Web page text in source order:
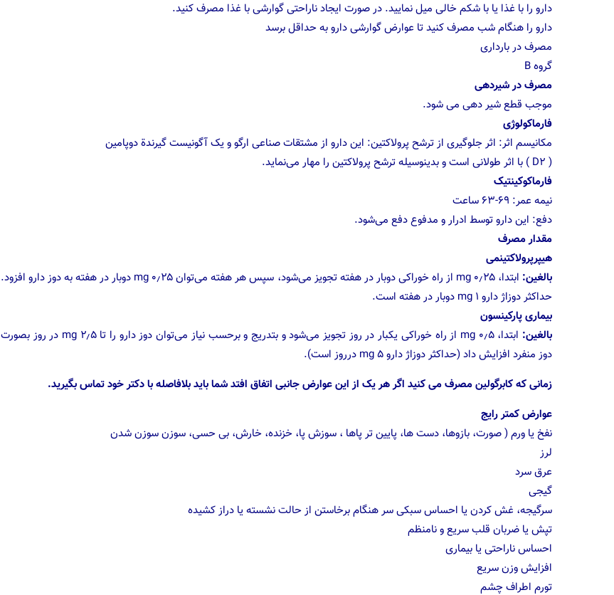
دارو را با غذا یا با شکم خالی میل نمایید. در صورت ایجاد ناراحتی گوارشی با غذا مصرف کنید.
دارو را هنگام شب مصرف کنید تا عوارض گوارشی دارو به حداقل برسد
مصرف در بارداری
گروه B
مصرف در شیردهی
موجب قطع شیر دهی می شود.
فارماکولوژی
مکانیسم اثر: اثر جلوگیری از ترشح پرولاکتین: این دارو از مشتقات صناعی ارگو و یک آگونیست گیرندة دوپامین
( D2 ) با اثر طولانی است و بدینوسیله ترشح پرولاکتین را مهار می‌‌‌‌نماید.
فارماکوکینتیک
نیمه عمر: ۶۹-۶۳ ساعت
دفع: این دارو توسط ادرار و مدفوع دفع می‌‌‌شود.
مقدار مصرف
هیپرپرولاکتینمی
بالغین:
ابتدا، ۰٫۲۵ mg از راه خوراکی دوبار در هفته تجویز می‌شود، سپس هر هفته می‌‌‌توان ۰٫۲۵ mg دوبار در هفته به دوز دارو افزود.
حداکثر دوزاژ دارو ۱ mg دوبار در هفته است.
بیماری پارکینسون
بالغین:
ابتدا، ۰٫۵ mg از راه خوراکی یکبار در روز تجویز می‌شود و بتدریج و برحسب نیاز می‌توان دوز دارو را تا ۲٫۵ mg در روز بصورت
دوز منفرد افزایش داد (حداکثر دوزاژ دارو ۵ mg درروز است).
زمانی که کابرگولین مصرف می کنید اگر هر یک از این عوارض جانبی اتفاق افتد شما باید بلافاصله با دکتر خود تماس بگیرید.
عوارض کمتر رایج
نفخ یا ورم ( صورت، بازوها، دست ها، پایین تر پاها ، سوزش پا، خزنده، خارش، بی حسی، سوزن سوزن شدن
لرز
عرق سرد
گیجی
سرگیجه، غش کردن یا احساس سبکی سر هنگام برخاستن از حالت نشسته یا دراز کشیده
تپش یا ضربان قلب سریع و نامنظم
احساس ناراحتی یا بیماری
افزایش وزن سریع
تورم اطراف چشم